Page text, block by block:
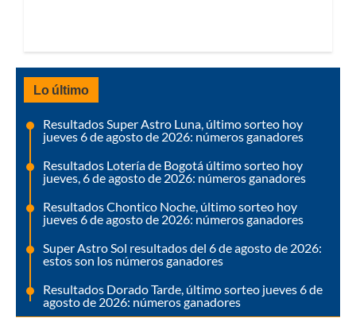
Lo último
Resultados Super Astro Luna, último sorteo hoy
jueves 6 de agosto de 2026: números ganadores
Resultados Lotería de Bogotá último sorteo hoy
jueves, 6 de agosto de 2026: números ganadores
Resultados Chontico Noche, último sorteo hoy
jueves 6 de agosto de 2026: números ganadores
Super Astro Sol resultados del 6 de agosto de 2026:
estos son los números ganadores
Resultados Dorado Tarde, último sorteo jueves 6 de
agosto de 2026: números ganadores